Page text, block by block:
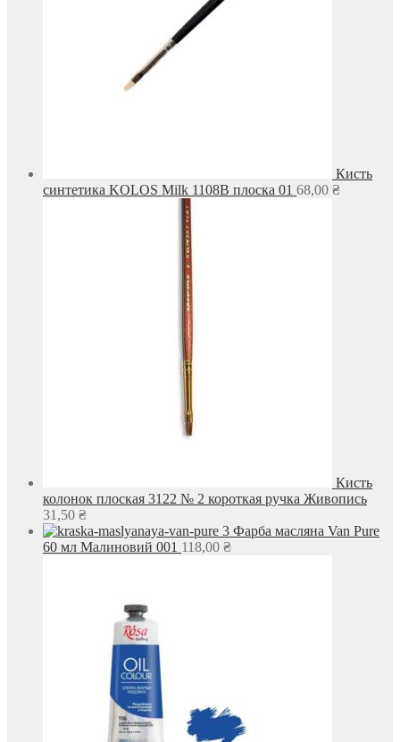
Кисть
синтетика KOLOS Milk 1108B плоска 01 68,00 ₴
Кисть
колонок плоская 3122 № 2 короткая ручка Живопись
31,50 ₴
Фарба масляна Van Pure
60 мл Малиновий 001 118,00 ₴